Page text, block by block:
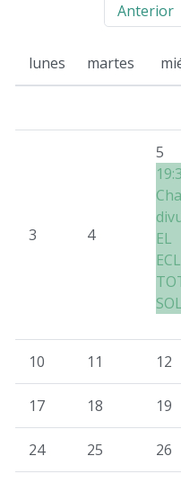
Anterior
lunes martes
3 4
5
EL
SOL
10 11 12
17 18 19
24 25 26